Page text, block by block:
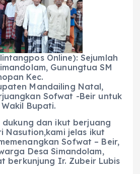
n
g
er
Online): Sejumlah
Gunungtua SM
Kec.
Mandailing Natal,
Sofwat -Beir untuk
Bupati.
dukung dan ikut berjuang
Nasution,kami jelas ikut
Sofwat – Beir,
Desa Simandolam,
berkunjung Ir. Zubeir Lubis